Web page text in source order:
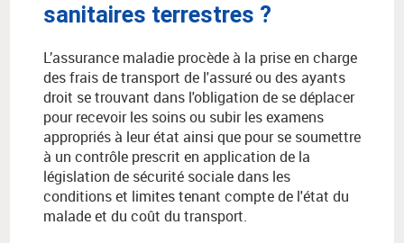
sanitaires terrestres ?
L’assurance maladie procède à la prise en charge
des frais de transport de l'assuré ou des ayants
droit se trouvant dans l'obligation de se déplacer
pour recevoir les soins ou subir les examens
appropriés à leur état ainsi que pour se soumettre
à un contrôle prescrit en application de la
législation de sécurité sociale dans les
conditions et limites tenant compte de l'état du
malade et du coût du transport.